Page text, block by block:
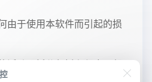
由于使用本软件而引起的损
活动，拆分包括主程序、帮
任何构成华鲸监控软件的文